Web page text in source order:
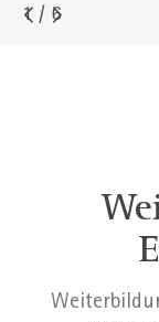
1 / 6